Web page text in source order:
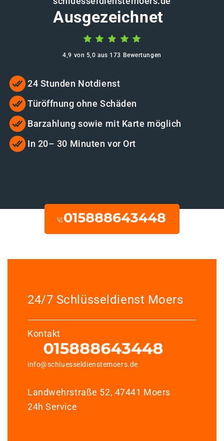
Ausgezeichnet
4,9 von 5,0 aus 173 Bewertungen
24 Stunden Notdienst
Türöffnung ohne Schäden
Barzahlung sowie mit Karte möglich
In 20– 30 Minuten vor Ort
24/7 Schlüsseldienst Moers
Kontakt
info@schluesseldienstemoers.de
Landwehrstraße 52, 47441 Moers
24h Service